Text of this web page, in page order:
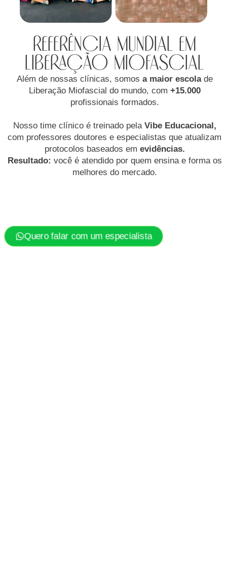
Referência mundial em
Liberação Miofascial
Além de nossas clínicas, somos a maior escolade
Liberação Miofascial do mundo, com +15.000
profissionais formados.
Nosso time clínico é treinado pela Vibe Educacional,
com professores doutores e especialistas que atualizam
protocolos baseados em evidências.
Resultado: você é atendido por quem ensina e forma os
melhores do mercado.
Quero falar com um especialista